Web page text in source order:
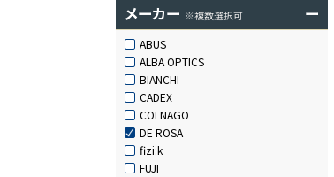
メーカー ※複数選択可 ー
ABUS
ALBA OPTICS
BIANCHI
CADEX
COLNAGO
DE ROSA
fizi:k
FUJI